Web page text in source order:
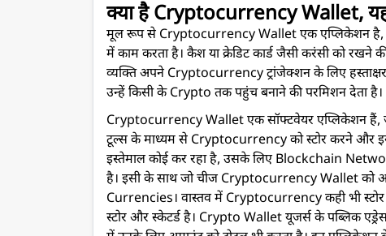
क्या है Cryptocurrency Wallet,
मूल रूप से Cryptocurrency Wallet एक एप्लिकेशन
में काम करता है। कैश या क्रेडिट कार्ड जैसी करंसी को रखने
व्यक्ति अपने Cryptocurrency ट्रांजेक्शन के लिए
उन्हें किसी के Crypto तक पहुंच बनाने की परमिशन देता है।
Cryptocurrency Wallet एक सॉफ्टवेयर एप्लिकेशन हैं,
टूल्स के माध्यम से Cryptocurrency को स्टोर करने और
इस्तेमाल कोई कर रहा है, उसके लिए Blockchain
है। इसी के साथ जो चीज Cryptocurrency Wallet को
Currencies। वास्तव में Cryptocurrency कही भी
स्टोर और स्केटर्ड है। Crypto Wallet यूजर्स के पब्लिक